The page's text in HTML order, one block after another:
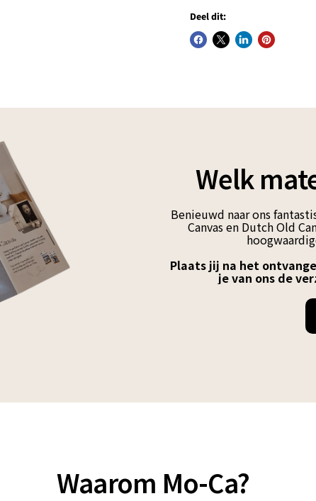
Deel dit:
Welk
Benieuwd naar ons
Canvas en Dutch Old
Plaats jij na het
je van ons de
Waarom Mo-Ca?